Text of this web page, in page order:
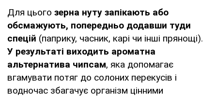
Для цього зерна нуту запікають або
обсмажують, попередньо додавши туди
спецій (паприку, часник, карі чи інші прянощі).
У результаті виходить ароматна
альтернатива чипсам, яка допомагає
вгамувати потяг до солоних перекусів і
водночас збагачує організм цінними